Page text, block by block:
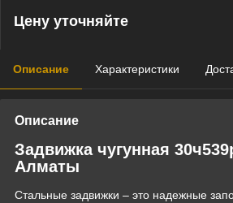
Цену уточняйте
Описание Характеристики
Описание
Задвижка чугунная
Алматы
Стальные задвижки – это надежные